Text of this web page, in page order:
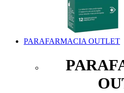
PARAFARMACIA OUTLET